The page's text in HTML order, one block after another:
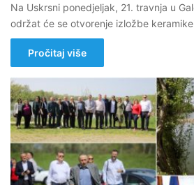
Na Uskrsni ponedjeljak, 21. travnja u
održat će se otvorenje izložbe
Pročitaj više